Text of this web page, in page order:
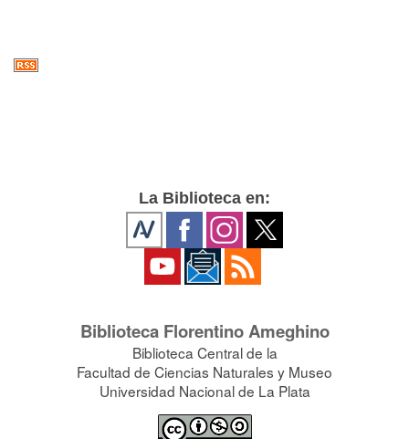
La Biblioteca en:
Biblioteca Florentino Ameghino
Biblioteca Central de la
Facultad de Ciencias Naturales y Museo
Universidad Nacional de La Plata